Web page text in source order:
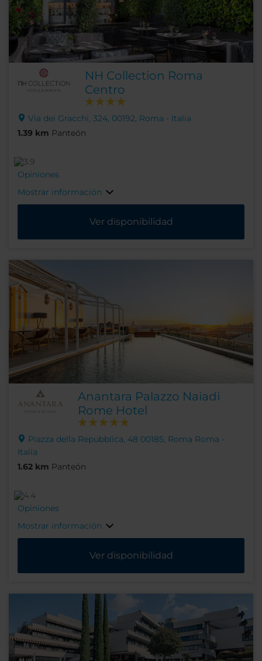
NH Collection Roma
Centro
Via dei Gracchi, 324, 00192, Roma - Italia
1.39 km Panteón
Opiniones
Mostrar información
Ver disponibilidad
Anantara Palazzo Naiadi
Rome Hotel
Piazza della Repubblica, 48 00185, Roma Roma -
Italia
1.62 km Panteón
Opiniones
Mostrar información
Ver disponibilidad